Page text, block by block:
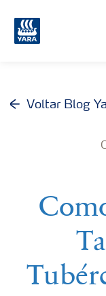
Voltar Blog